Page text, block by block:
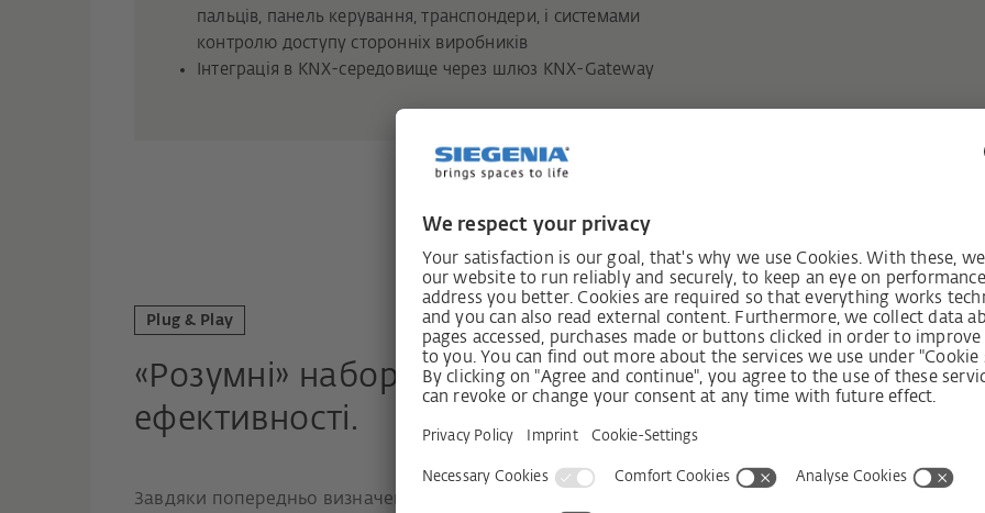
пальців, панель керування, транспондери, і системами
контролю доступу сторонніх виробників
Інтеграція в KNX-середовище через шлюз KNX-Gateway
Plug & Play
«Розумні» набори Plug & Play: підвищення
ефективності.
Завдяки попередньо визначеним і попередньо зібраним рішенням Plug & Play